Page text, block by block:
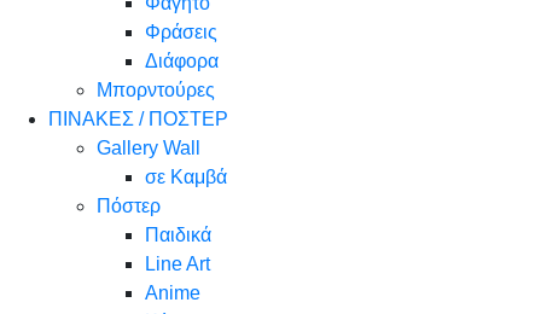
Φράσεις
Διάφορα
Μπορντούρες
ΠΙΝΑΚΕΣ / ΠΟΣΤΕΡ
Gallery Wall
σε Καμβά
Πόστερ
Παιδικά
Line Art
Anime